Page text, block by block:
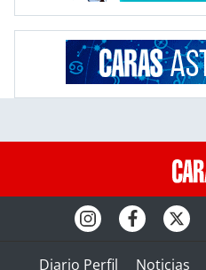
Diario Perfil Noticias